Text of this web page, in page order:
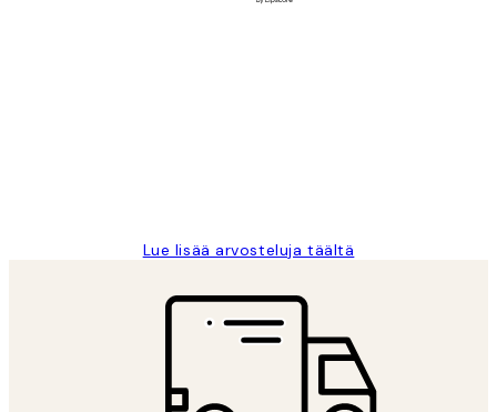
Lue lisää arvosteluja täältä